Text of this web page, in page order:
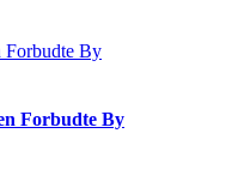
Forbudte By
Forbudte By